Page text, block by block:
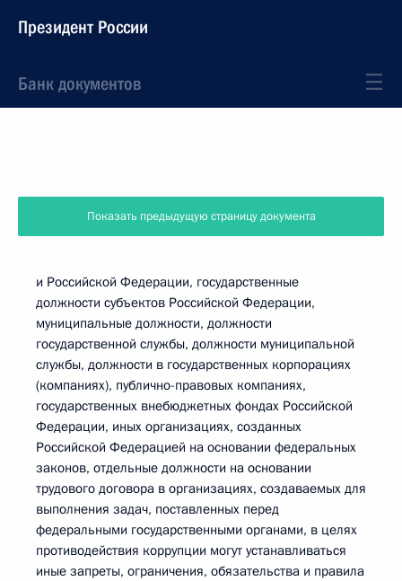
Президент России
Банк документов
Показать предыдущую страницу документа
и Российской Федерации, государственные
должности субъектов Российской Федерации,
муниципальные должности, должности
государственной службы, должности муниципальной
службы, должности в государственных корпорациях
(компаниях), публично-правовых компаниях,
государственных внебюджетных фондах Российской
Федерации, иных организациях, созданных
Российской Федерацией на основании федеральных
законов, отдельные должности на основании
трудового договора в организациях, создаваемых для
выполнения задач, поставленных перед
федеральными государственными органами, в целях
противодействия коррупции могут устанавливаться
иные запреты, ограничения, обязательства и правила